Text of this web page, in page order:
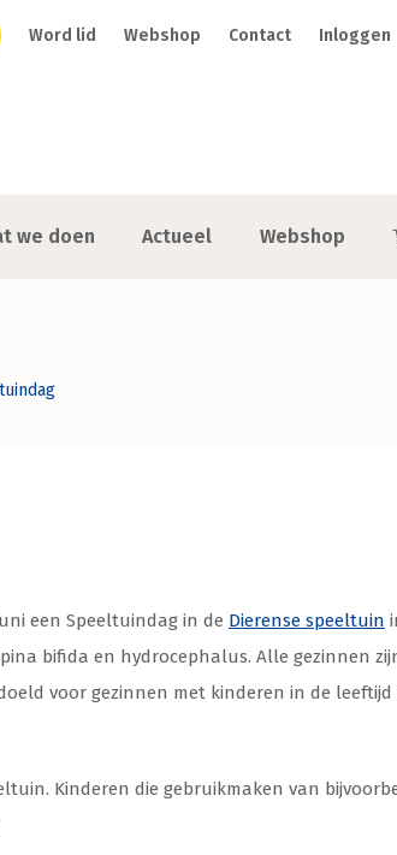
Word lid Webshop Contact Inloggen
we doen Actueel Webshop
een Speeltuindag in de Dierense speeltuin
bifida en hydrocephalus. Alle gezinnen
voor gezinnen met kinderen in de
Kinderen die gebruikmaken van